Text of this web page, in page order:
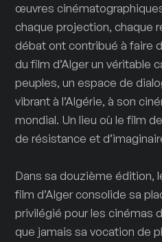
œuvres
chaque projection, chaque
débat ont contribué à faire
du film d’Alger un véritable
peuples, un espace de
vibrant à l’Algérie, à son
mondial. Un lieu où le film
de résistance et
Dans sa douzième édition,
film d’Alger consolide sa
privilégié pour les cinémas
que jamais sa vocation de